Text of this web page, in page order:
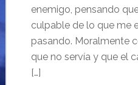
enemigo, pensando
culpable de lo que me
pasando. Moralmente
que no servía y que el
[…]